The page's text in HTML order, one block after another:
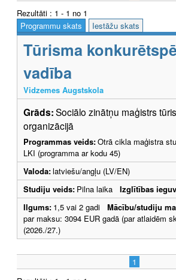
Rezultāti : 1 - 1 no 1
Programmu skats
Iestāžu skats
Tūrisma
vadība
Vidzemes Augstskola
Grāds:Sociālo zinātņu maģistrs
organizācijā
Programmas veids:Otrā cikla maģistra
LKI (programma ar kodu 45)
Valoda:latviešu/angļu (LV/EN)
Studiju veids: Pilna laika Izglītības
Ilgums: 1,5 vai 2 gadi Mācību/studiju
par maksu: 3094 EUR gadā (par atlaidēm
(2026./27.)
1